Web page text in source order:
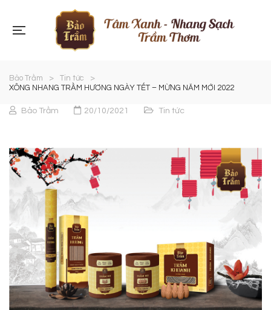
Bảo Trầm > Tin tức
>
XÔNG NHANG TRẦM HƯƠNG NGÀY TẾT – MỪNG NĂM MỚI 2022
Bảo Trầm 20/10/2021 Tin tức